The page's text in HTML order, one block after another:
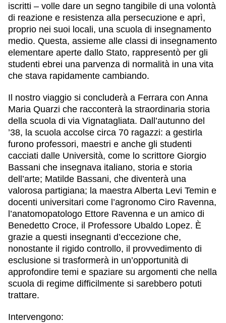
iscritti – volle dare un segno tangibile di una volontà
di reazione e resistenza alla persecuzione e aprì,
proprio nei suoi locali, una scuola di insegnamento
medio. Questa, assieme alle classi di insegnamento
elementare aperte dallo Stato, rappresentò per gli
studenti ebrei una parvenza di normalità in una vita
che stava rapidamente cambiando.
Il nostro viaggio si concluderà a Ferrara con Anna
Maria Quarzi che racconterà la straordinaria storia
della scuola di via Vignatagliata. Dall’autunno del
’38, la scuola accolse circa 70 ragazzi: a gestirla
furono professori, maestri e anche gli studenti
cacciati dalle Università, come lo scrittore Giorgio
Bassani che insegnava italiano, storia e storia
dell’arte; Matilde Bassani, che diventerà una
valorosa partigiana; la maestra Alberta Levi Temin e
docenti universitari come l’agronomo Ciro Ravenna,
l’anatomopatologo Ettore Ravenna e un amico di
Benedetto Croce, il Professore Ubaldo Lopez. È
grazie a questi insegnanti d’eccezione che,
nonostante il rigido controllo, il provvedimento di
esclusione si trasformerà in un’opportunità di
approfondire temi e spaziare su argomenti che nella
scuola di regime difficilmente si sarebbero potuti
trattare.
Intervengono: